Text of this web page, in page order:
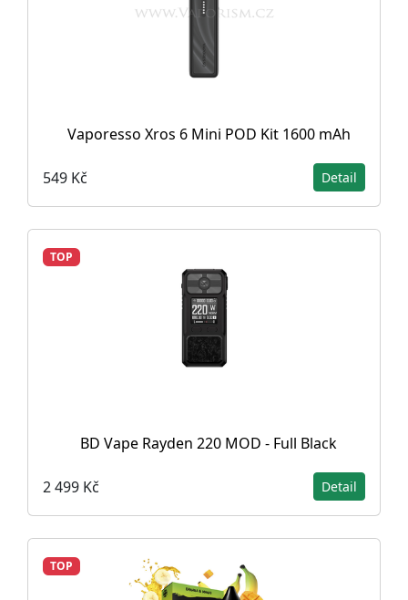
Vaporesso Xros 6 Mini POD Kit 1600 mAh
549 Kč Detail
TOP
BD Vape Rayden 220 MOD - Full Black
2 499 Kč Detail
TOP